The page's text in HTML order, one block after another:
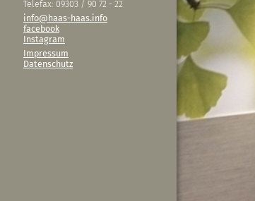
Telefax: 09303 / 90 72 - 22
info@haas-haas.info
facebook
Instagram
Impressum
Datenschutz